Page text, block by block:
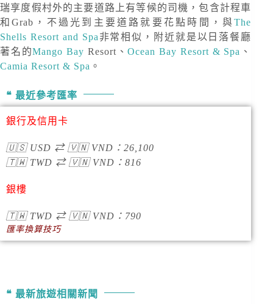
瑞享度假村外的主要道路上有等候的司機，包含計程車
和Grab，不過光到主要道路就要花點時間，與The
Shells Resort and Spa 非常相似，附近就是以日落餐廳
著名的Mango Bay Resort、Ocean Bay Resort & Spa 、
Camia Resort & Spa 。
最近參考匯率
銀行及信用卡
🇺🇸USD ⇄ 🇻🇳VND ： 26,100
🇹🇼TWD ⇄ 🇻🇳VND ： 816
銀樓
🇹🇼TWD ⇄ 🇻🇳VND ：790
匯率換算技巧
最新旅遊相關新聞